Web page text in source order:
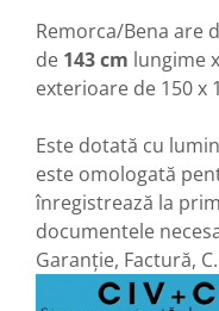
Acumulatori 36V
Acumulatori 48V
Cauciucuri
Camere
Controllere
Display
Incarcatoare 24V
Incarcatoare 36V
Incarcatoare 48V
Remorca/Bena are
de 143 cm lungime x
exterioare de 150 x
Este dotată cu
este omologată
înregistrează la
documentele
Garanție, Factură,